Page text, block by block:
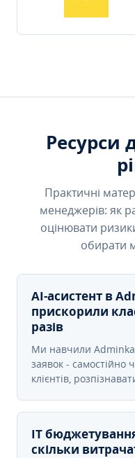
Ресурси
Практичні
менеджерів: як
оцінювати
обирати
AI-асистент в
прискорили
разів
Ми навчили
заявок - самостійно
клієнтів,
IT
скільки